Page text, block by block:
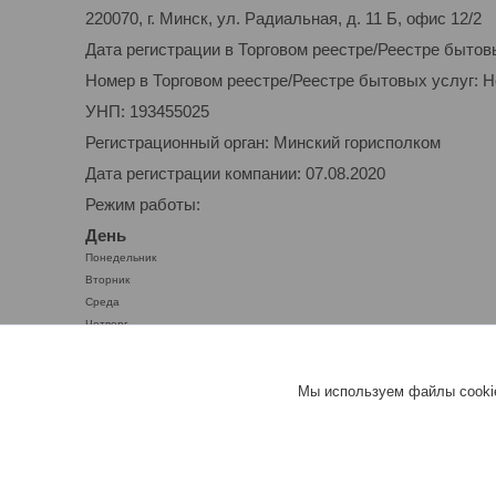
220070, г. Минск, ул. Радиальная, д. 11 Б, офис 12/2
Дата регистрации в Торговом реестре/Реестре
Номер в Торговом реестре/Реестре бытовых услуг:
УНП: 193455025
Регистрационный орган: Минский горисполком
Дата регистрации компании: 07.08.2020
Режим работы:
День
Понедельник
Вторник
Среда
Четверг
Мы используем файлы